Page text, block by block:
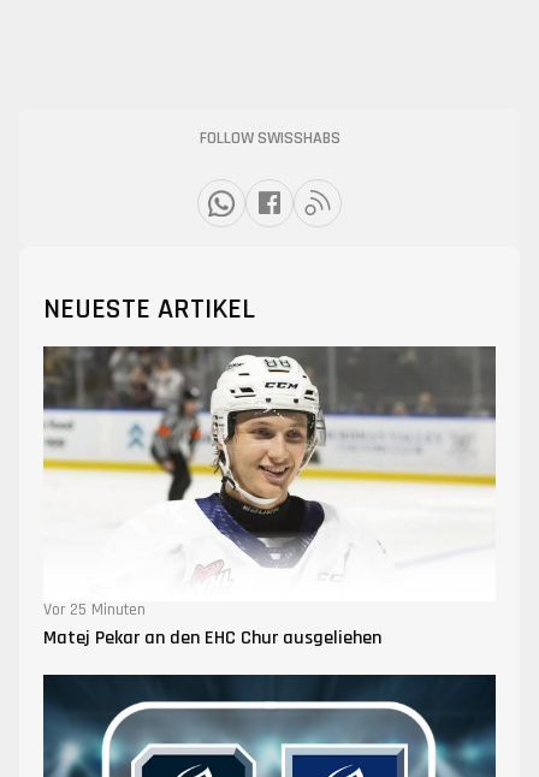
FOLLOW SWISSHABS
NEUESTE ARTIKEL
Vor 25 Minuten
Matej Pekar an den EHC Chur ausgeliehen